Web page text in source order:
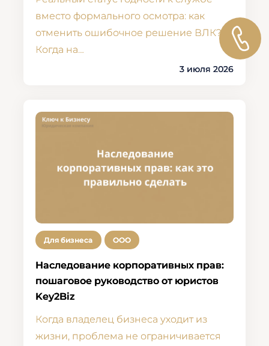
вместо формального осмотра: как
отменить ошибочное решение ВЛК?
Когда на…
3 июля 2026
Для бизнеса ООО
Наследование корпоративных прав:
пошаговое руководство от юристов
Key2Biz
Когда владелец бизнеса уходит из
жизни, проблема не ограничивается